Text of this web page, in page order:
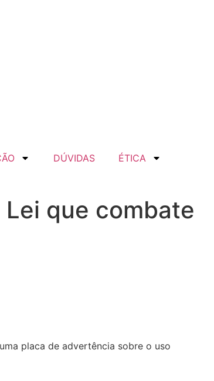
DÚVIDAS ÉTICA
que combate
placa de advertência sobre o uso